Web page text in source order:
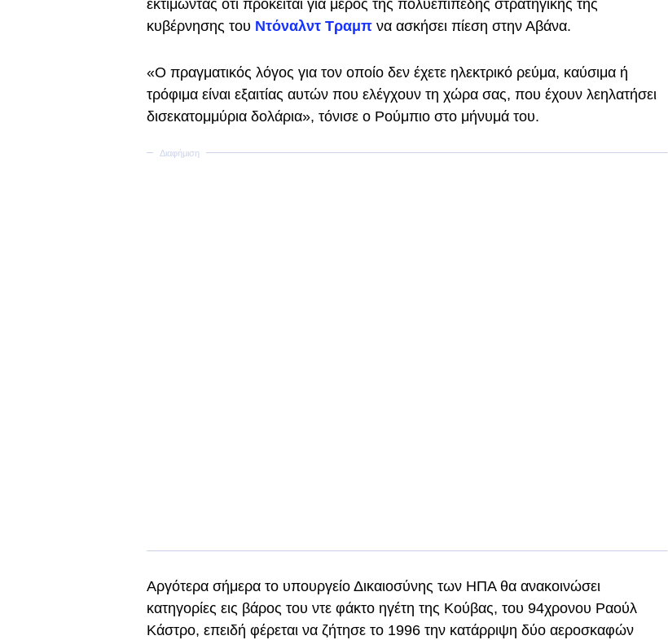
εκτιμώντας ότι πρόκειται για μέρος της πολυεπίπεδης στρατηγικής της
κυβέρνησης του Ντόναλντ Τραμπνα ασκήσει πίεση στην Αβάνα.
«Ο πραγματικός λόγος για τον οποίο δεν έχετε ηλεκτρικό ρεύμα, καύσιμα ή
τρόφιμα είναι εξαιτίας αυτών που ελέγχουν τη χώρα σας, που έχουν λεηλατήσει
δισεκατομμύρια δολάρια», τόνισε ο Ρούμπιο στο μήνυμά του.
Αργότερα σήμερα το υπουργείο Δικαιοσύνης των ΗΠΑ θα ανακοινώσει
κατηγορίες εις βάρος του ντε φάκτο ηγέτη της Κούβας, του 94χρονου Ραούλ
Κάστρο, επειδή φέρεται να ζήτησε το 1996 την κατάρριψη δύο αεροσκαφών